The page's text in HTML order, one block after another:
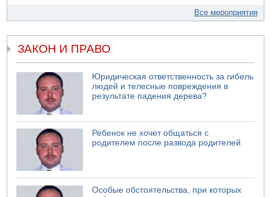
Все мероприятия
ЗАКОН И ПРАВО
Юридическая ответственность за гибель
людей и телесные повреждения в
результате падения дерева?
Ребенок не хочет общаться с
родителем после развода родителей
Особые обстоятельства, при которых